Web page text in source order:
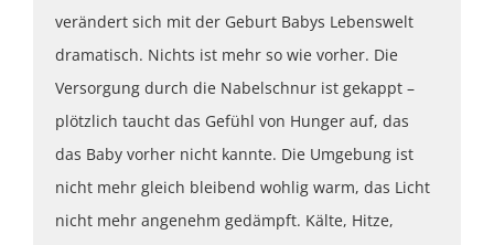
verändert sich mit der Geburt Babys Lebenswelt
dramatisch. Nichts ist mehr so wie vorher. Die
Versorgung durch die Nabelschnur ist gekappt –
plötzlich taucht das Gefühl von Hunger auf, das
das Baby vorher nicht kannte. Die Umgebung ist
nicht mehr gleich bleibend wohlig warm, das Licht
nicht mehr angenehm gedämpft. Kälte, Hitze,